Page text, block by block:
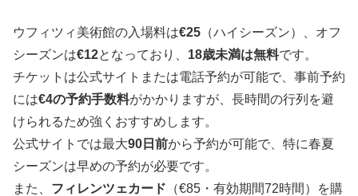
ウフィツィ美術館の入場料は€25 （ハイシーズン）、オフ
シーズンは€12となっており、 18歳未満は無料です。
チケットは公式サイトまたは電話予約が可能で、事前予約
には€4の予約手数料がかかりますが、長時間の行列を避
けられるため強くおすすめします。
公式サイトでは最大90日前から予約が可能で、特に春夏
シーズンは早めの予約が必要です。
また、 フィレンツェカード （€85・有効期間72時間）を購